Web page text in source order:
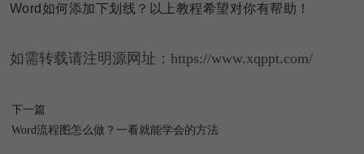
Word如何添加下划线？以上教程希望对你有帮助！
如需转载请注明源网址：https://www.xqppt.com/
下一篇
Word流程图怎么做？一看就能学会的方法